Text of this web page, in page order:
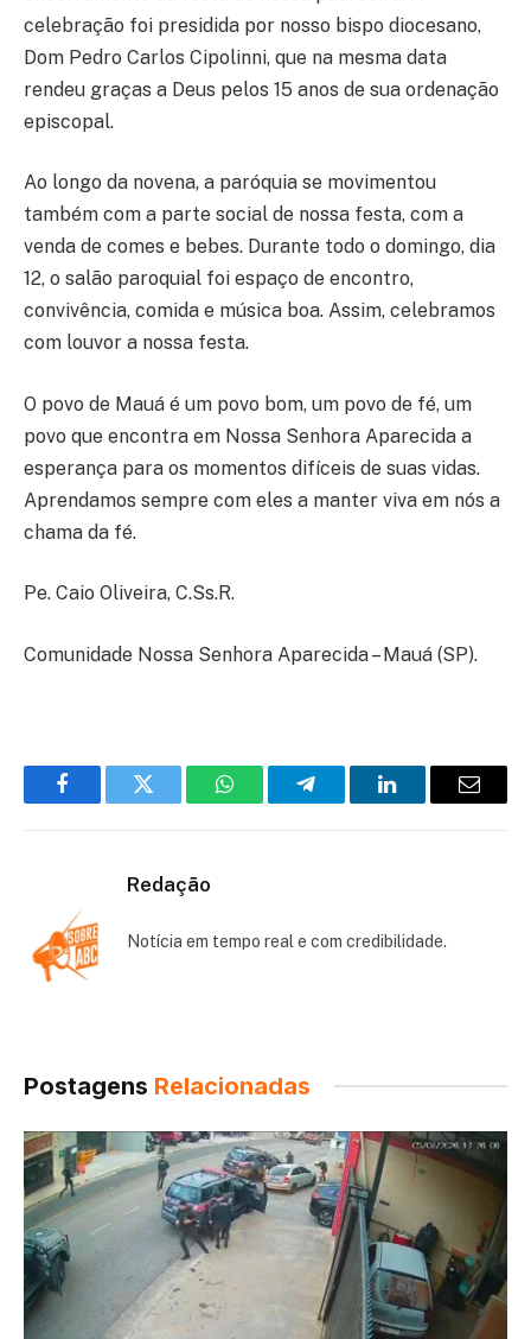
celebração foi presidida por nosso bispo diocesano,
Dom Pedro Carlos Cipolinni, que na mesma data
rendeu graças a Deus pelos 15 anos de sua ordenação
episcopal.
Ao longo da novena, a paróquia se movimentou
também com a parte social de nossa festa, com a
venda de comes e bebes. Durante todo o domingo, dia
12, o salão paroquial foi espaço de encontro,
convivência, comida e música boa. Assim, celebramos
com louvor a nossa festa.
O povo de Mauá é um povo bom, um povo de fé, um
povo que encontra em Nossa Senhora Aparecida a
esperança para os momentos difíceis de suas vidas.
Aprendamos sempre com eles a manter viva em nós a
chama da fé.
Pe. Caio Oliveira, C.Ss.R.
Comunidade Nossa Senhora Aparecida – Mauá (SP).
FacebookTwitter WhatsAppTelegramLinkedInEmail
Redação
Notícia em tempo real e com credibilidade.
Postagens Relacionadas